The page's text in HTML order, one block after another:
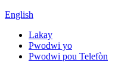
English
Lakay
Pwodwi yo
Pwodwi pou Telefòn